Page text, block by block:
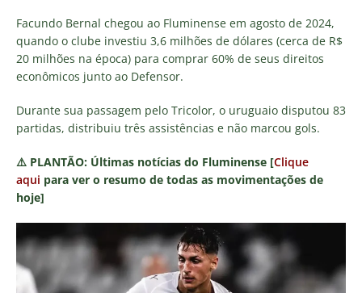
Facundo Bernal chegou ao Fluminense em agosto de 2024,
quando o clube investiu 3,6 milhões de dólares (cerca de R$
20 milhões na época) para comprar 60% de seus direitos
econômicos junto ao Defensor.
Durante sua passagem pelo Tricolor, o uruguaio disputou 83
partidas, distribuiu três assistências e não marcou gols.
⚠️ PLANTÃO: Últimas notícias do Fluminense [Clique
aqui para ver o resumo de todas as movimentações de
hoje]